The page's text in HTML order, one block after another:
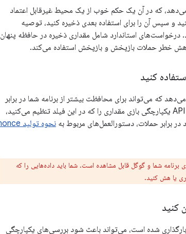
که در آن یک حکم خوب از یک محیط غیرقابل اعتماد
و سپس آن را برای استفاده بعدی ذخیره کنید، توصیه
استاندارد شامل مقداری ذخیره در حافظه پنهان
خطر حملات بازپخش و بازپخش استفاده می‌کند.
می‌دهد که می‌تواند برای محافظت بیشتر از برنامه شما در برابر
حملات خاص، مانند حملات بازپخش و دستکاری، مورد استفاده قرار گیرد. API یکپارچگی بازی مقداری را که در این فیلد تنظیم می‌کنید،
برابر حملات، دستورالعمل‌های مربوط به نحوه تولید nonce
شما و گوگل قابل مشاهده است. شما باید داده‌هایی را که
شده است، می‌تواند باعث شود بررسی‌های یکپارچگی